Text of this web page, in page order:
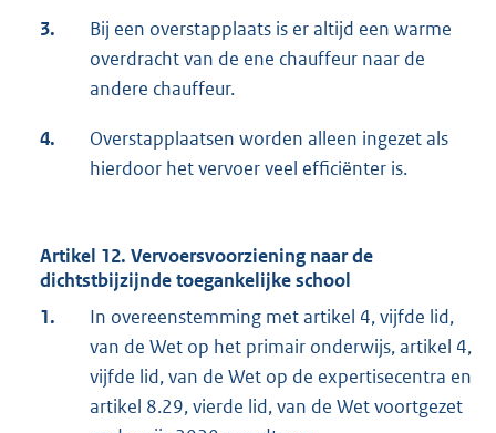
3.
Bij een overstapplaats is er altijd een warme
overdracht van de ene chauffeur naar de
andere chauffeur.
4.
Overstapplaatsen worden alleen ingezet als
hierdoor het vervoer veel efficiënter is.
Artikel 12. Vervoersvoorziening naar de
dichtstbijzijnde toegankelijke school
1.
In overeenstemming met artikel 4, vijfde lid,
van de Wet op het primair onderwijs, artikel 4,
vijfde lid, van de Wet op de expertisecentra en
artikel 8.29, vierde lid, van de Wet voortgezet